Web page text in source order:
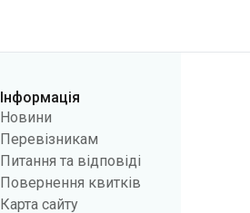
Інформація
Новини
Перевізникам
Питання та відповіді
Повернення квитків
Карта сайту